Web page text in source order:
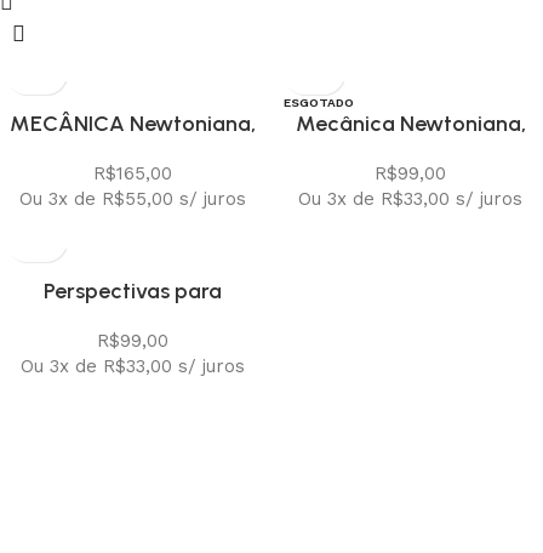
MECÂNICA Newtoniana,
Hamiltoniana
R$165,00
Ou 3x de R$55,00 s/ juros
ESGOTADO
Mecânica Newtoniana,
(capa mole)
R$99,00
Ou 3x de R$33,00 s/ juros
Perspectivas para
R$99,00
Ou 3x de R$33,00 s/ juros